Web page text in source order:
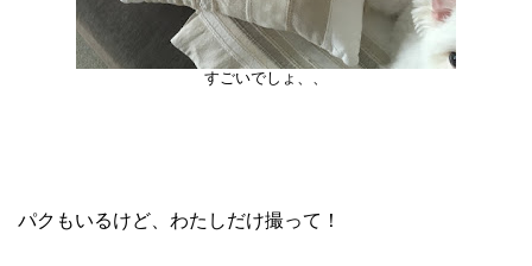
すごいでしょ、、
パクもいるけど、わたしだけ撮って！